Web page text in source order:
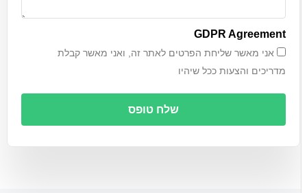
GDPR Agreement
אני מאשר שליחת הפרטים לאתר זה, ואני מאשר קבלת
מדריכים והצעות ככל שיהיו
שלח טופס